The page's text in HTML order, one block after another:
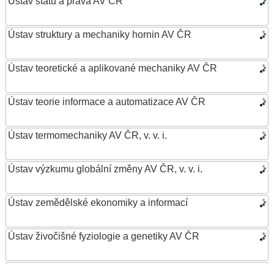
Ústav struktury a mechaniky hornin AV ČR
Ústav teoretické a aplikované mechaniky AV ČR
Ústav teorie informace a automatizace AV ČR
Ústav termomechaniky AV ČR, v. v. i.
Ústav výzkumu globální změny AV ČR, v. v. i.
Ústav zemědělské ekonomiky a informací
Ústav živočišné fyziologie a genetiky AV ČR